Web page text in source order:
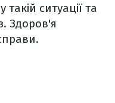
ситуації та
Здоров'я